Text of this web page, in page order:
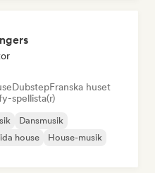
DubstepFranska huset
spellista(r)
Dansmusik
house
House-musik